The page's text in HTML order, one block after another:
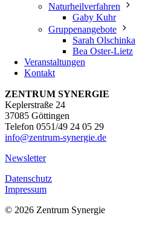
Naturheilverfahren
Gaby Kuhr
Gruppenangebote
Sarah Olschinka
Bea Oster-Lietz
Veranstaltungen
Kontakt
Bitte vereinbaren Sie
telefonisch einen Termin.
ZENTRUM SYNERGIE
Keplerstraße 24
37085 Göttingen
Telefon 0551/49 24 05 29
info@zentrum-synergie.de
Newsletter
Datenschutz
Impressum
© 2026 Zentrum Synergie